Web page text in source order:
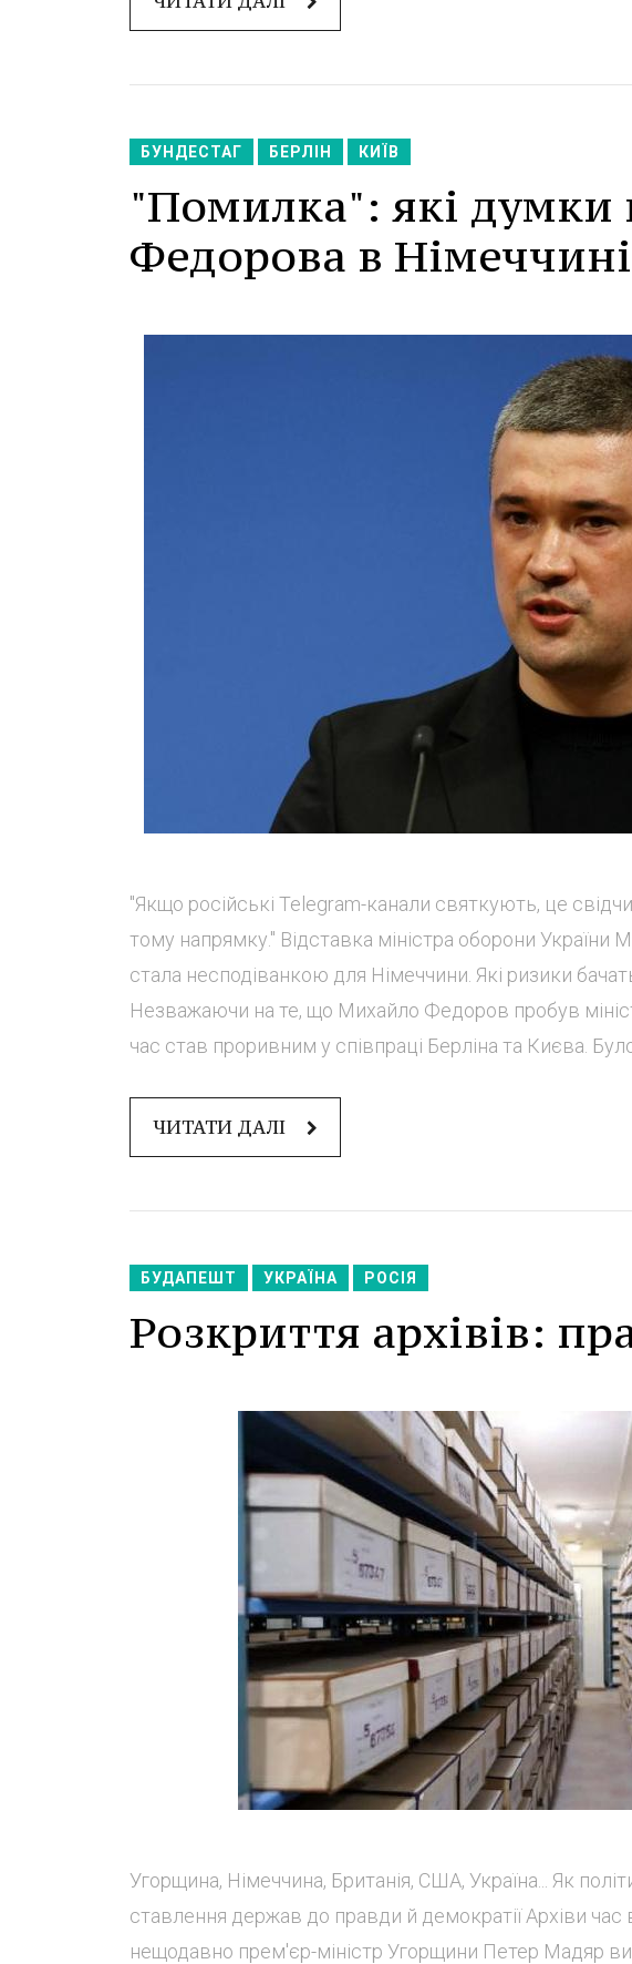
БУНДЕСТАГ БЕРЛІН КИЇВ
"Помилка": які думки
Федорова в
"Якщо російські Telegram-канали святкують, це
тому напрямку." Відставка міністра оборони
стала несподіванкою для Німеччини. Які ризики
Незважаючи на те, що Михайло Федоров пробув
час став проривним у співпраці Берліна та Києва. Було
ЧИТАТИ ДАЛІ
БУДАПЕШТ УКРАЇНА РОСІЯ
Розкриття архівів:
Угорщина, Німеччина, Британія, США, Україна... Як
ставлення держав до правди й демократії Архіви
нещодавно прем'єр-міністр Угорщини Петер Мадяр